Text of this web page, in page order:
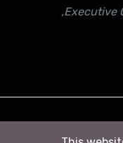
,Executive